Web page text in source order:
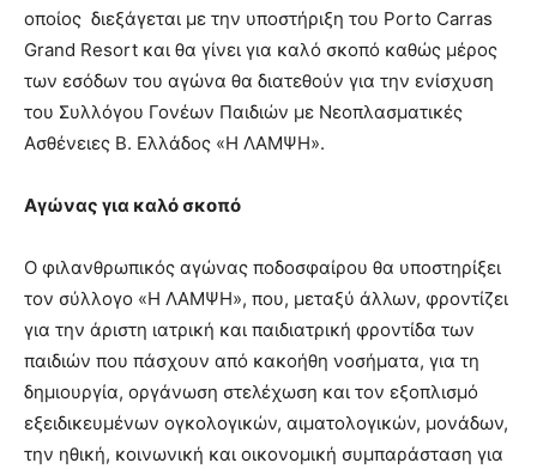
οποίος διεξάγεται με την υποστήριξη του Porto Carras
Grand Resort και θα γίνει για καλό σκοπό καθώς μέρος
των εσόδων του αγώνα θα διατεθούν για την ενίσχυση
του Συλλόγου Γονέων Παιδιών με Νεοπλασματικές
Ασθένειες Β. Ελλάδος «Η ΛΑΜΨΗ».
Αγώνας για καλό σκοπό
Ο φιλανθρωπικός αγώνας ποδοσφαίρου θα υποστηρίξει
τον σύλλογο «Η ΛΑΜΨΗ», που, μεταξύ άλλων, φροντίζει
για την άριστη ιατρική και παιδιατρική φροντίδα των
παιδιών που πάσχουν από κακοήθη νοσήματα, για τη
δημιουργία, οργάνωση στελέχωση και τον εξοπλισμό
εξειδικευμένων ογκολογικών, αιματολογικών, μονάδων,
την ηθική, κοινωνική και οικονομική συμπαράσταση για